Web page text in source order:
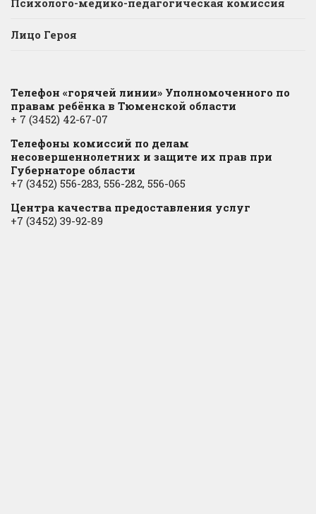
Лицо Героя
Телефон «горячей линии» Уполномоченного по
правам ребёнка в Тюменской области
+ 7 (3452) 42-67-07
Телефоны комиссий по делам
несовершеннолетних и защите их прав при
Губернаторе области
+7 (3452) 556-283, 556-282, 556-065
Центра качества предоставления услуг
+7 (3452) 39-92-89